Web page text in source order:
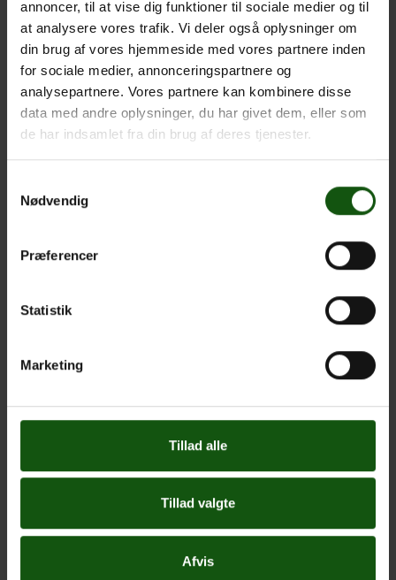
annoncer, til at vise dig funktioner til sociale medier og til
at analysere vores trafik. Vi deler også oplysninger om
din brug af vores hjemmeside med vores partnere inden
for sociale medier, annonceringspartnere og
analysepartnere. Vores partnere kan kombinere disse
data med andre oplysninger, du har givet dem, eller som
de har indsamlet fra din brug af deres tjenester.
Nødvendig
Præferencer
Statistik
Marketing
Tillad alle
Tillad valgte
Afvis
HUMANIORA
Fra Ciceros humanitas i betydningen ”det
menneskelige” til 1300-tallets studia humanitatis,
”studiet af det menneskelige” og 1600-tallets studia
humaniora går mennesket fra at være guds
modsætning til at være modsætningen til det
forståelser går dog et fællestræk: humaniora er studiet
Almen Sprogforståelse Engelsk
/
Samfundsfaggruppen
Oldtidskundskab /
/
Tysk / Fransk / Latin /
SAMFUNDSVIDENSKAB
Politologi, sociologi og økonomi er de tre
hoveddiscipliner der udgør samfundsvidenskabernes
humanvidenskaberne placerer de sig et sted i midten